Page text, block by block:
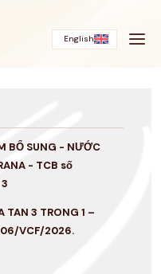
English
BỔ SUNG - NƯỚC
- TCB số
TAN 3 TRONG 1 –
VCF/2026.